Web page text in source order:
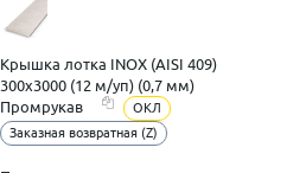
Крышка лотка INOX (AISI 409)
300х3000 (12 м/уп) (0,7 мм)
Промрукав
ОКЛ
Заказная возвратная (Z)